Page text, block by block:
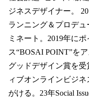
ジネスデザイナー。
ランニング＆プロデ
ミネート。2019年に
ス“BOSAI POINT”を
グッドデザイン賞を
ィブオンラインビジネ
がける。23年Social